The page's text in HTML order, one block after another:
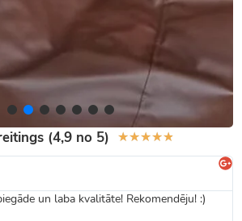
(4,9 no 5) ★★★★★
un laba kvalitāte! Rekomendēju! :)